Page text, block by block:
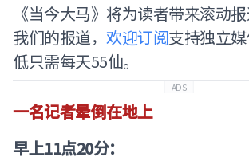
《当今大马》将为读者带来滚动
我们的报道， 欢迎订阅支持独立
低只需每天55仙。
ADS
一名记者晕倒在地上
早上11点20分：